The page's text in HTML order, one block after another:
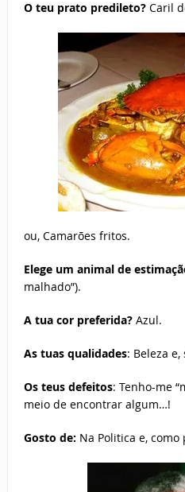
O teu prato predileto? Caril
ou, Camarões fritos.
Elege um animal de
malhado”).
A tua cor preferida? Azul.
As tuas qualidades: Beleza
Os teus defeitos: Tenho-me
meio de encontrar algum…!
Gosto de: Na Politica e,